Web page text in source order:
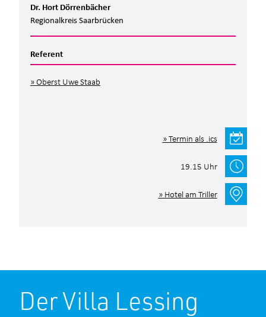
Datenschutzbestimmungenund die
Dr. Hort Dörrenbächer
Regionalkreis Saarbrücken
Referent
Oberst Uwe Staab
Termin als .ics
19.15 Uhr
Hotel am Triller
Der Villa Lessing